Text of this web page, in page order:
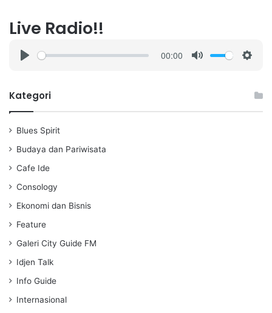
Live Radio!!
a
00:00
Kategori
Blues Spirit
Budaya dan Pariwisata
Cafe Ide
Consology
Ekonomi dan Bisnis
Feature
Galeri City Guide FM
Idjen Talk
Info Guide
Internasional